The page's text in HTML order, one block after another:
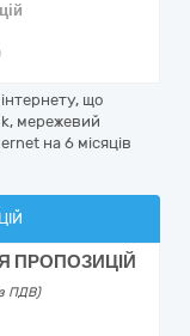
що
мережевий
на 6 місяців
ПРОПОЗИЦІЙ
ПДВ)